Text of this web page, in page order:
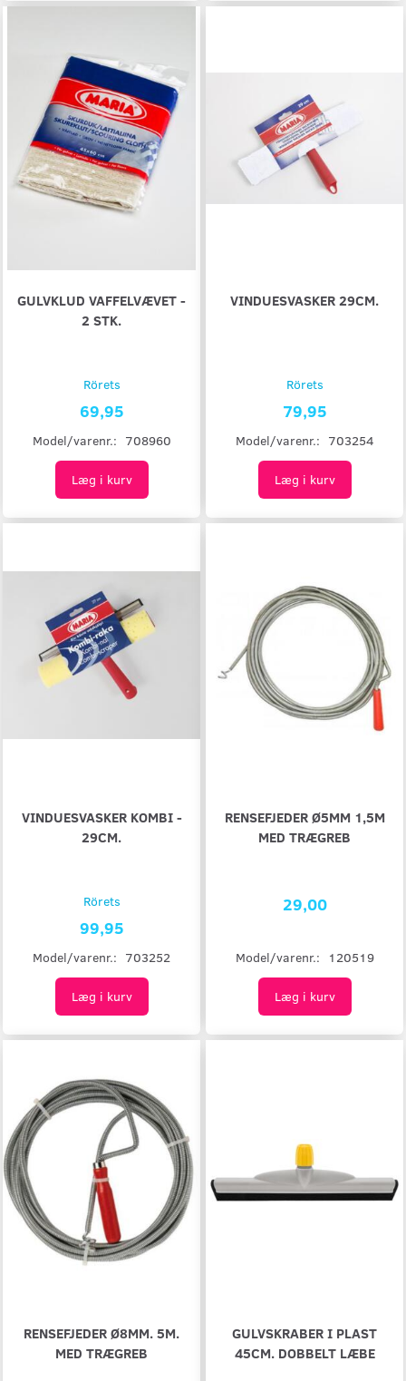
GULVKLUD VAFFELVÆVET -
2 STK.
Rörets
69,95
Model/varenr.: 708960
Læg i kurv
VINDUESVASKER 29CM.
Rörets
79,95
Model/varenr.: 703254
Læg i kurv
VINDUESVASKER KOMBI -
29CM.
Rörets
99,95
Model/varenr.: 703252
Læg i kurv
RENSEFJEDER Ø5MM 1,5M
MED TRÆGREB
29,00
Model/varenr.: 120519
Læg i kurv
RENSEFJEDER Ø8MM. 5M.
MED TRÆGREB
GULVSKRABER I PLAST
45CM. DOBBELT LÆBE